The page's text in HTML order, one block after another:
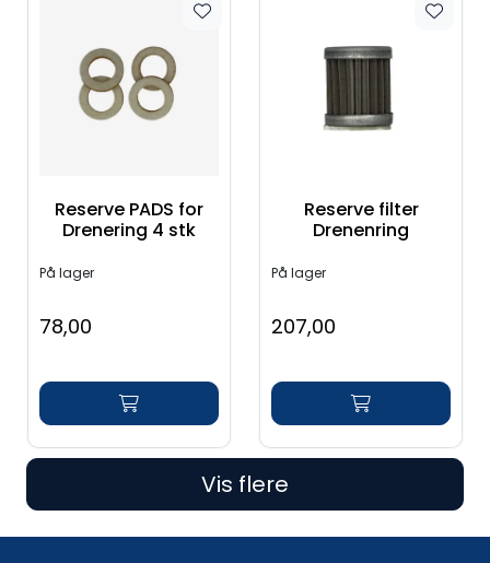
Reserve PADS for
Drenering 4 stk
På lager
78,00
Reserve filter
Drenenring
På lager
207,00
Vis flere